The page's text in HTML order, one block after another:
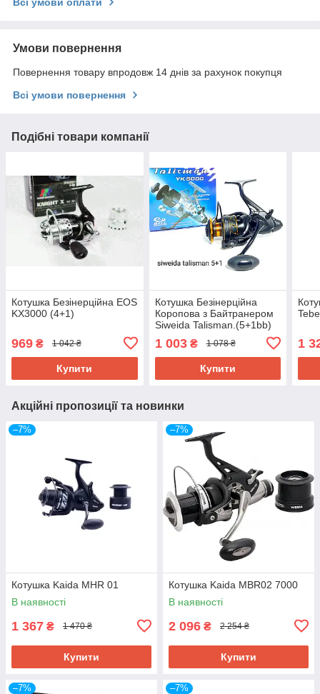
Всі умови оплати
Умови повернення
Повернення товару впродовж 14 днів за рахунок покупця
Всі умови повернення
Подібні товари компанії
Котушка Безінерційна EOS
KX3000 (4+1)
969 ₴ 1 042 ₴
Купити
Котушка Безінерційна
Коропова з Байтранером
Siweida Talisman.(5+1bb)
1 003₴ 1 078 ₴
Купити
1
Акційні пропозиції та новинки
–7%
Котушка Kaida MHR 01
В наявності
1 367 ₴ 1 470 ₴
Купити
–7%
Котушка Kaida MBR02 7000
В наявності
2 096 ₴ 2 254 ₴
Купити
–7% –7%